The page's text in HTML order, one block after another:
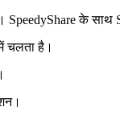
के साथ
चलता है।